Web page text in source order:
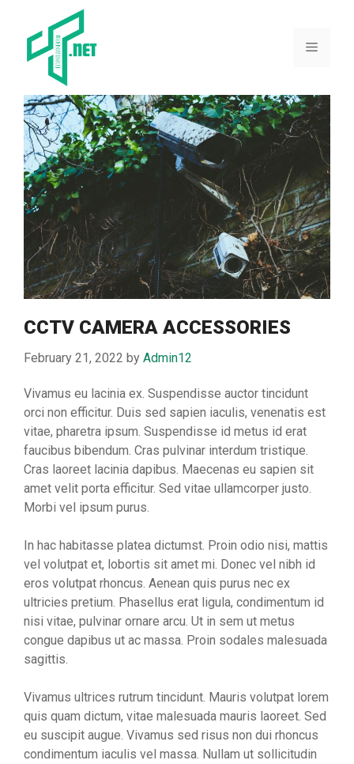
content
Menu
CCTV CAMERA ACCESSORIES
February 21, 2022 by Admin12
Vivamus eu lacinia ex. Suspendisse auctor tincidunt
orci non efficitur. Duis sed sapien iaculis, venenatis est
vitae, pharetra ipsum. Suspendisse id metus id erat
faucibus bibendum. Cras pulvinar interdum tristique.
Cras laoreet lacinia dapibus. Maecenas eu sapien sit
amet velit porta efficitur. Sed vitae ullamcorper justo.
Morbi vel ipsum purus.
In hac habitasse platea dictumst. Proin odio nisi, mattis
vel volutpat et, lobortis sit amet mi. Donec vel nibh id
eros volutpat rhoncus. Aenean quis purus nec ex
ultricies pretium. Phasellus erat ligula, condimentum id
nisi vitae, pulvinar ornare arcu. Ut in sem ut metus
congue dapibus ut ac massa. Proin sodales malesuada
sagittis.
Vivamus ultrices rutrum tincidunt. Mauris volutpat lorem
quis quam dictum, vitae malesuada mauris laoreet. Sed
eu suscipit augue. Vivamus sed risus non dui rhoncus
condimentum iaculis vel massa. Nullam ut sollicitudin